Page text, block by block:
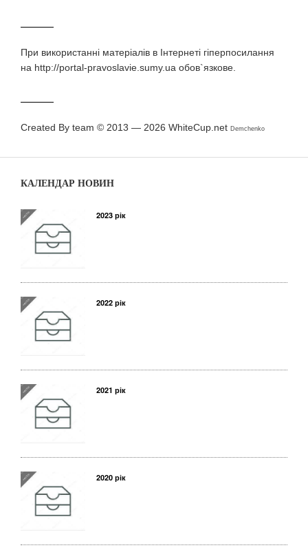
При використаннi матерiалiв в Iнтернетi гiперпосилання
на http://portal-pravoslavie.sumy.ua обов`язкове.
Created By team © 2013 — 2026 WhiteCup.net Demchenko
КАЛЕНДАР НОВИН
2023 рік
2022 рік
2021 рік
2020 рік